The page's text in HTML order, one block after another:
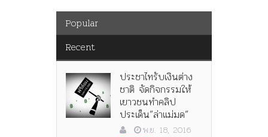
Popular
Recent
ประชาไทรับเงินต่าง
ชาติ จัดกิจกรรมให้
เยาวชนทำคลิป
ประเด็น”ล่าแม่มด”
พ.ย. 18, 2016